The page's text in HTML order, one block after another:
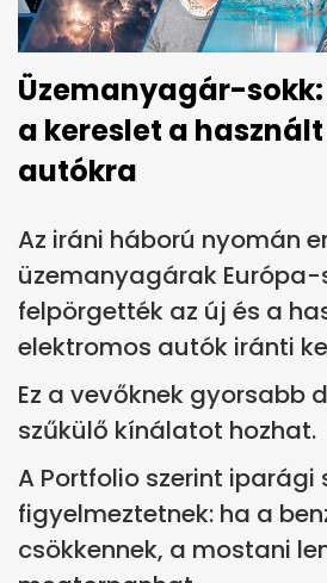
Üzemanyagár-
a kereslet a
autókra
Az iráni háború nyomán
üzemanyagárak Európa-
felpörgették az új és a
elektromos autók iránti
Ez a vevőknek gyorsabb
szűkülő kínálatot hozhat.
A Portfolio szerint iparági
figyelmeztetnek: ha a
csökkennek, a mostani